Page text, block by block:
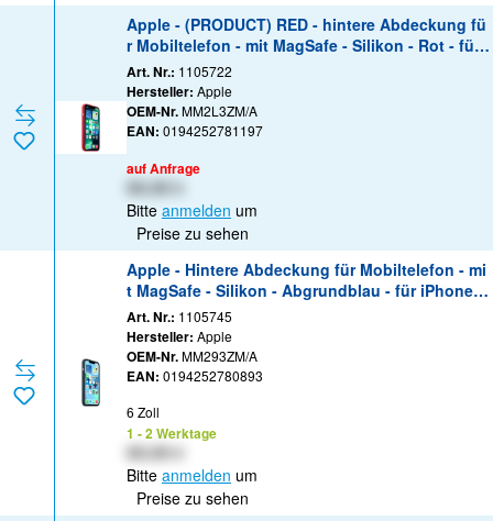
Apple - (PRODUCT) RED - hintere Abdeckung fü
r Mobiltelefon - mit MagSafe - Silikon - Rot - für i
Phone 13 Pro
Art. Nr.: 1105722
Hersteller: Apple
OEM-Nr.MM2L3ZM/A
EAN: 0194252781197
auf Anfrage
Bitte anmelden um
Preise zu sehen
Apple - Hintere Abdeckung für Mobiltelefon - mi
t MagSafe - Silikon - Abgrundblau - für iPhone 1
3
Art. Nr.: 1105745
Hersteller: Apple
OEM-Nr.MM293ZM/A
EAN: 0194252780893
6 Zoll
1 - 2 Werktage
XX,XX €
Bitte anmelden um
Preise zu sehen